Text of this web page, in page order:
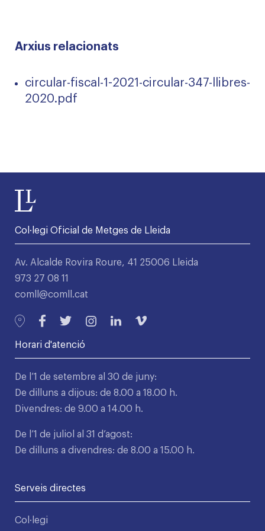
Arxius relacionats
circular-fiscal-1-2021-circular-347-llibres-
2020.pdf
Col·legi Oficial de Metges de Lleida
Av. Alcalde Rovira Roure, 41 25006 Lleida
973 27 08 11
comll@comll.cat
Horari d'atenció
De l’1 de setembre al 30 de juny:
De dilluns a dijous: de 8.00 a 18.00 h.
Divendres: de 9.00 a 14.00 h.
De l’1 de juliol al 31 d’agost:
De dilluns a divendres: de 8.00 a 15.00 h.
Serveis directes
Col·legi